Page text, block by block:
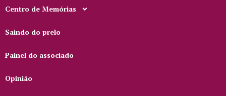
Centro de Memórias
Saindo do prelo
Painel do associado
Opinião